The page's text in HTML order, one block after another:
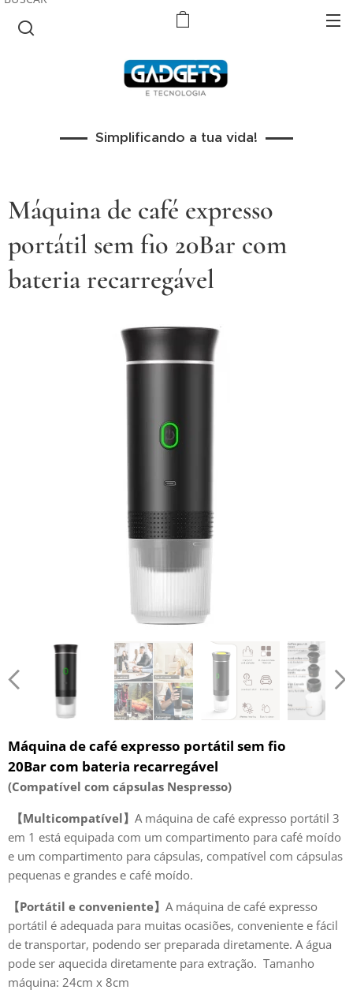
Simplificando a tua vida!
Máquina de café expresso
portátil sem fio 20Bar com
bateria recarregável
Máquina de café expresso portátil sem fio
20Barcom bateria recarregável
(Compatível com cápsulas Nespresso)
【Multicompatível】 A máquina de café expresso portátil 3
em 1 está equipada com um compartimento para café moído
e um compartimento para cápsulas, compatível com cápsulas
pequenas e grandes e café moído.
【Portátil e conveniente】 A máquina de café expresso
portátil é adequada para muitas ocasiões, conveniente e fácil
de transportar, podendo ser preparada diretamente. A água
pode ser aquecida diretamente para extração. Tamanho
máquina: 24cm x 8cm